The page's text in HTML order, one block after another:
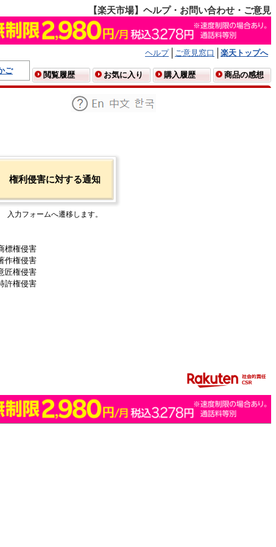
【楽天市場】ヘルプ・お問い合わせ・ご意見
ヘルプ ご意見窓口
楽天トップへ
ご
閲覧履歴 お気に入り 購入履歴 商品の感想
権利侵害に対する通知
入力フォームへ遷移します。
標権侵害
作権侵害
匠権侵害
許権侵害